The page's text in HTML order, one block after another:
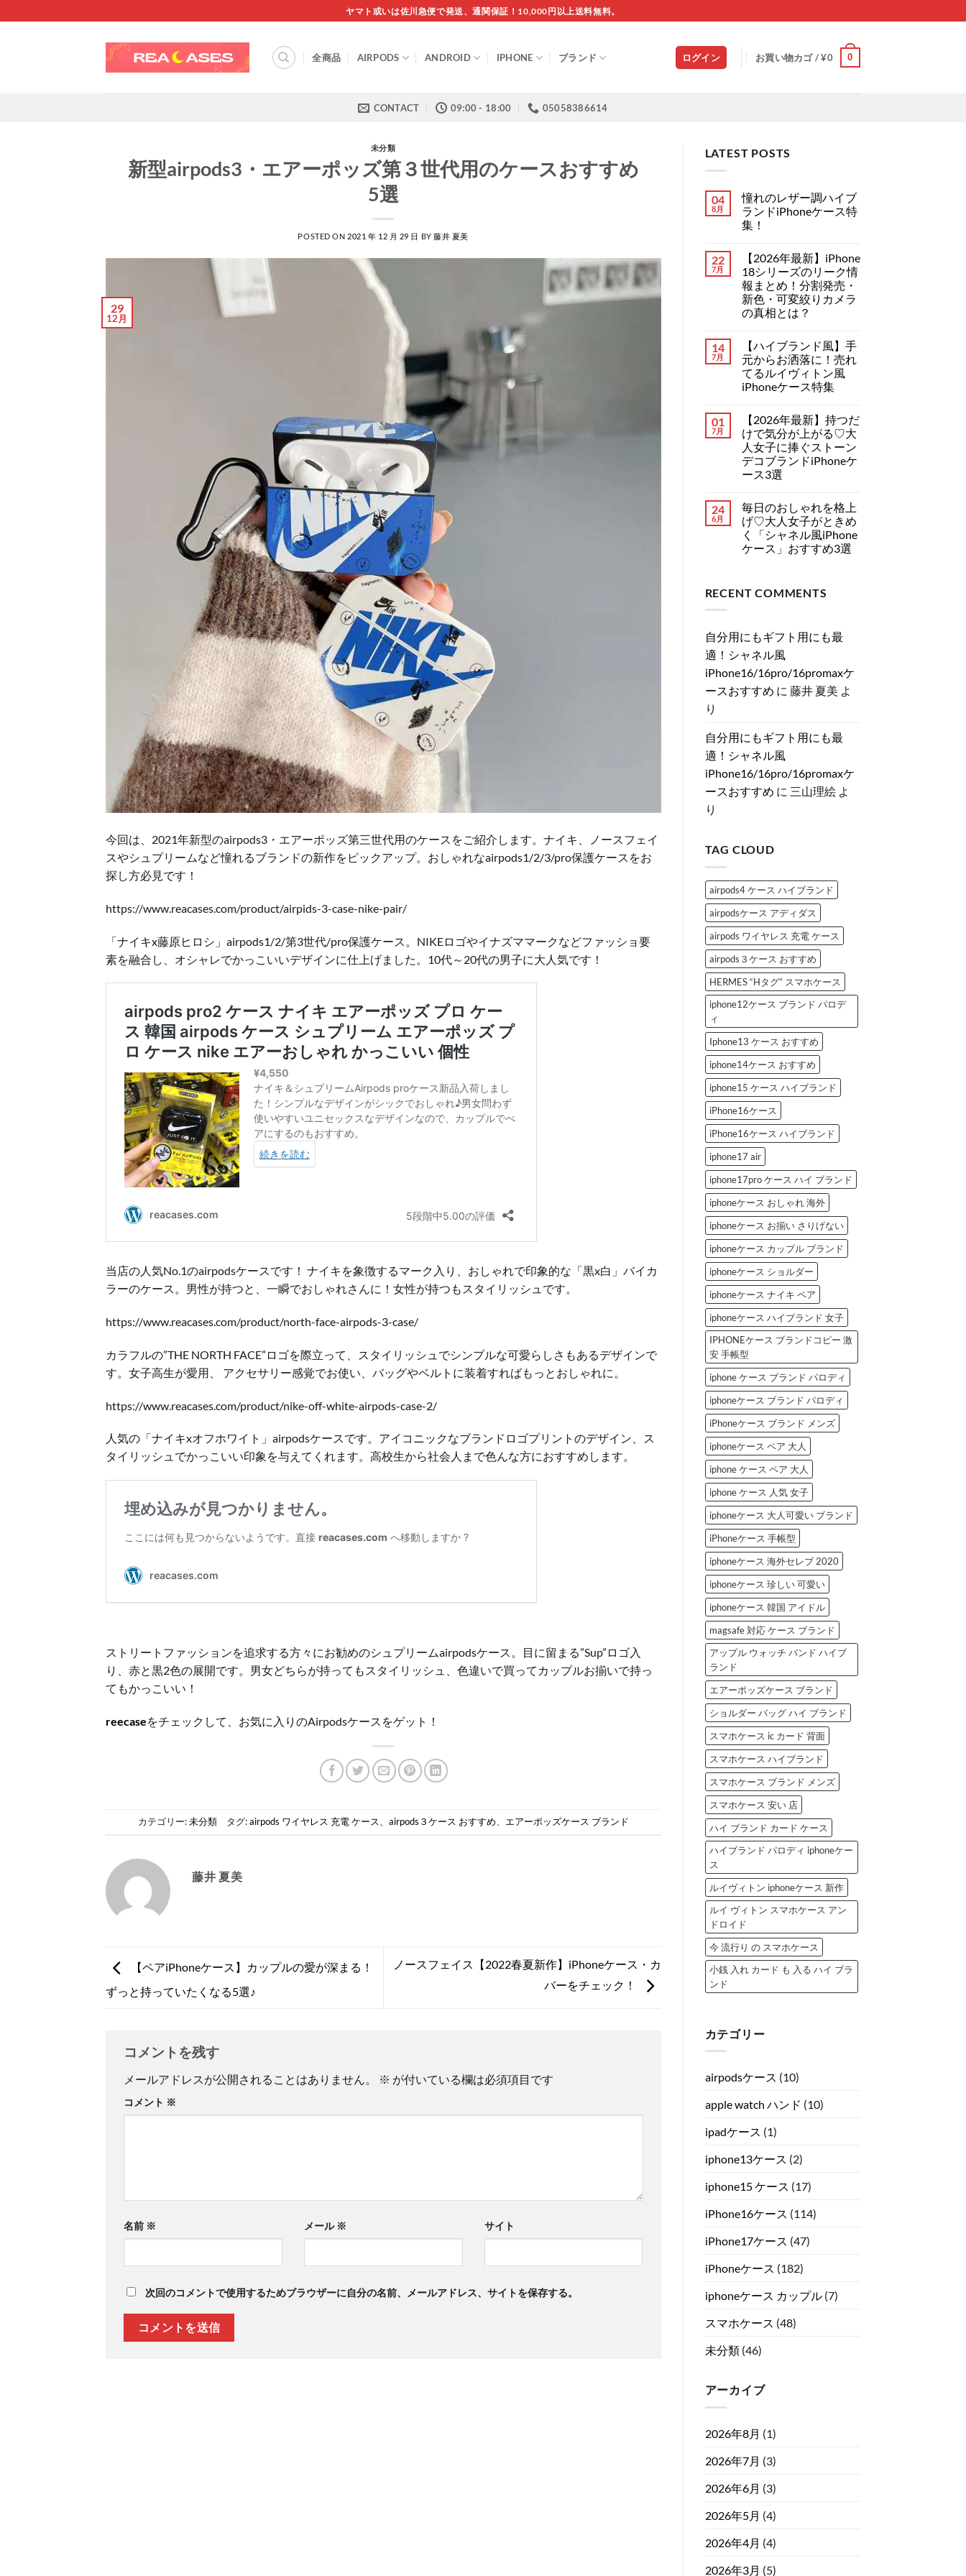
to
ヤマト或いは佐川急便で発送、通関保証！10,000円以上送料無料。
全商品 AIRPODS ANDROID IPHONE ブランド ログイン お買い物カゴ /¥0 0
CONTACT 09:00 - 18:00 05058386614
未分類
新型airpods3・エアーポッズ第３世代用のケースおすすめ
5選
POSTED ON 2021 年 12 月 29 日 BY藤井 夏美
29
12月
今回は、2021年新型のairpods3・エアーポッズ第三世代用のケースをご紹介します。ナイキ、ノースフェイ
スやシュプリームなど憧れるブランドの新作をピックアップ。おしゃれなairpods1/2/3/pro保護ケースをお
探し方必見です！
https://www.reacases.com/product/airpids-3-case-nike-pair/
「ナイキx藤原ヒロシ」airpods1/2/第3世代/pro保護ケース。NIKEロゴやイナズママークなどファッショ要
素を融合し、オシャレでかっこいいデザインに仕上げました。10代～20代の男子に大人気です！
当店の人気No.1のairpodsケースです！ ナイキを象徴するマーク入り、おしゃれで印象的な「黒x白」バイカ
ラーのケース。男性が持つと、一瞬でおしゃれさんに！女性が持つもスタイリッシュです。
https://www.reacases.com/product/north-face-airpods-3-case/
カラフルの”THE NORTH FACE”ロゴを際立って、スタイリッシュでシンプルな可愛らしさもあるデザインで
す。女子高生が愛用、 アクセサリー感覚でお使い、バッグやベルトに装着すればもっとおしゃれに。
https://www.reacases.com/product/nike-off-white-airpods-case-2/
人気の「ナイキxオフホワイト」airpodsケースです。アイコニックなブランドロゴプリントのデザイン、ス
タイリッシュでかっこいい印象を与えてくれます。高校生から社会人まで色んな方におすすめします。
ストリートファッションを追求する方々にお勧めのシュプリームairpodsケース。目に留まる”Sup”ロゴ入
り、赤と黒2色の展開です。男女どちらが持ってもスタイリッシュ、色違いで買ってカップルお揃いで持っ
てもかっこいい！
reecaseをチェックして、お気に入りのAirpodsケースをゲット！
カテゴリー:未分類タグ:airpods ワイヤレス 充電 ケース、 airpods３ケース おすすめ、 エアーポッズケース ブランド
藤井 夏美
【ペアiPhoneケース】カップルの愛が深まる！
ずっと持っていたくなる5選♪
ノースフェイス【2022春夏新作】iPhoneケース・カ
バーをチェック！
コメントを残す
メールアドレスが公開されることはありません。 ※ が付いている欄は必須項目です
コメント ※
名前 ※ メール ※ サイト
次回のコメントで使用するためブラウザーに自分の名前、メールアドレス、サイトを保存する。
LATEST POSTS
04
8月
憧れのレザー調ハイブ
ランドiPhoneケース特
集！
レ
ザ
ー
調
ハ
イ
iPhone
ケ
ー
ス
ト
は
ま
だ
あ
り
22
7月
【2026年最新】iPhone
18シリーズのリーク情
報まとめ！分割発売・
新色・可変絞りカメラ
の真相とは？
新】
iPhone
18
シ
リ
リ
ー
ク
情
報
ま
分
割
発
売・
新
色・
り
カ
真
相
と
は？
へ
ト
は
ま
だ
あ
ん
14
7月
【ハイブランド風】手
元からお洒落に！売れ
てるルイヴィトン風
iPhoneケース特集
ラ
ン
ド
風】
手
元
お
洒
落
に！
売
れ
ヴ
風
iPhone
ケ
ー
ス
集
へ
ト
は
ま
だ
あ
り
ん
01
7月
【2026年最新】持つだ
けで気分が上がる♡大
人女子に捧ぐストーン
デコブランドiPhoneケ
ース3選
最
新】
持
つ
だ
け
が
上
大
女
に
ぐ
デ
ブ
ラ
ン
ド
iPhone
へ
ン
ト
は
ま
だ
あ
ん
24
6月
毎日のおしゃれを格上
げ♡大人女子がときめ
く「シャネル風iPhone
ケース」おすすめ3選
お
し
格
げ
大
女
め
「シ
ネ
ル
風
す
3
選
へ
ト
は
り
せ
RECENT COMMENTS
自分用にもギフト用にも最
適！シャネル風
iPhone16/16pro/16promaxケ
ースおすすめ に 藤井 夏美 よ
り
自分用にもギフト用にも最
適！シャネル風
iPhone16/16pro/16promaxケ
ースおすすめ に 三山理絵よ
り
TAG CLOUD
airpods4 ケース ハイブランド
airpodsケース アディダス
airpods ワイヤレス 充電 ケース
airpods３ケース おすすめ
HERMES “Hタグ” スマホケース
iphone12ケース ブランド パロデ
ィ
Iphone13 ケース おすすめ
iphone14ケース おすすめ
iphone15 ケース ハイブランド
iPhone16ケース
iPhone16ケース ハイブランド
iphone17 air
iphone17pro ケース ハイ ブランド
iphoneケース おしゃれ 海外
iphoneケース お揃い さりげない
iphoneケース カップル ブランド
iphoneケース ショルダー
iphoneケース ナイキ ペア
iphoneケース ハイブランド 女子
IPHONEケース ブランドコピー 激
安 手帳型
iphone ケース ブランド パロディ
iphoneケース ブランド パロディ
iPhoneケース ブランド メンズ
iphoneケース ペア 大人
iphone ケース ペア 大人
iphone ケース 人気 女子
iphoneケース 大人可愛い ブランド
iPhoneケース 手帳型
iphoneケース 海外セレブ 2020
iphoneケース 珍しい 可愛い
iphoneケース 韓国 アイドル
magsafe 対応 ケース ブランド
アップル ウォッチ バンド ハイブ
ランド
エアーポッズケース ブランド
ショルダー バッグ ハイ ブランド
スマホケース ic カード 背面
スマホケース ハイブランド
スマホケース ブランド メンズ
スマホケース 安い 店
ハイ ブランド カード ケース
ハイブランド パロディ iphoneケー
ス
ルイヴィトン iphoneケース 新作
ルイ ヴィトン スマホケース アン
ドロイド
今 流行り の スマホケース
小銭 入れ カード も 入る ハイ ブラ
ンド
カテゴリー
airpodsケース (10)
apple watch ハンド (10)
ipadケース (1)
iphone13ケース (2)
iphone15 ケース (17)
iPhone16ケース (114)
iPhone17ケース (47)
iPhoneケース (182)
iphoneケース カップル(7)
スマホケース (48)
未分類(46)
アーカイブ
2026年8月 (1)
2026年7月 (3)
2026年6月 (3)
2026年5月 (4)
2026年4月 (4)
2026年3月 (5)